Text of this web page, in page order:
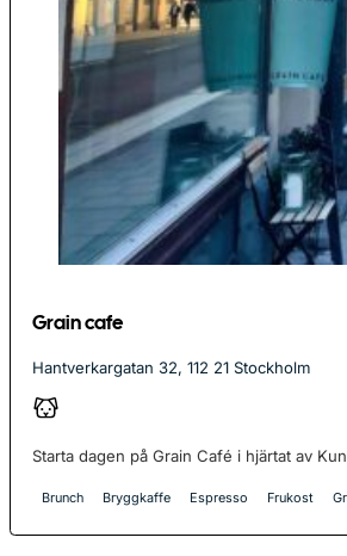
Grain cafe
Hantverkargatan 32, 112 21 Stockholm
Starta dagen på Grain Café i hjärtat av
Brunch Bryggkaffe Espresso Frukost